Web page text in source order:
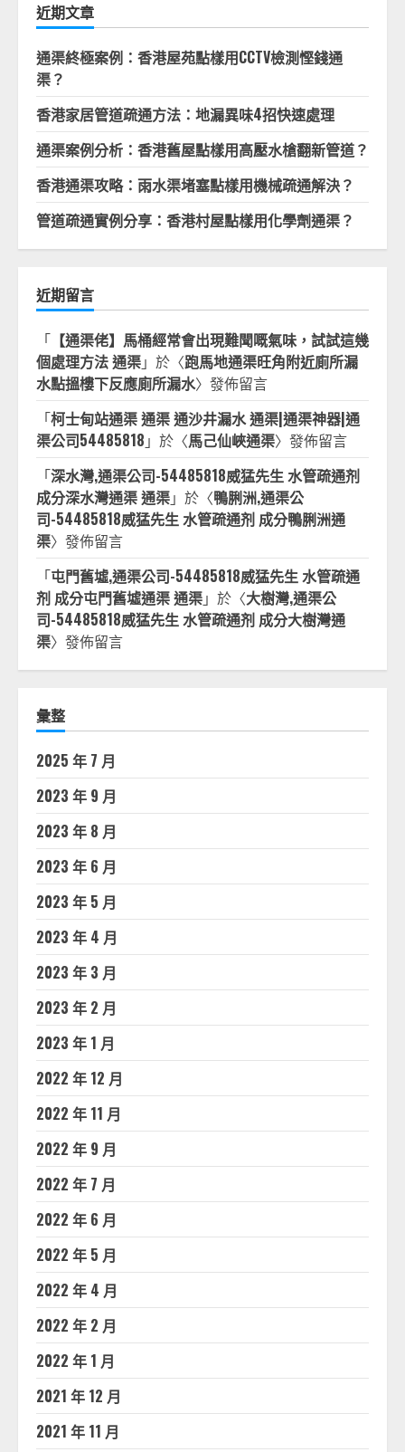
字:
近期文章
通渠終極案例：香港屋苑點樣用CCTV檢測慳錢通
渠？
香港家居管道疏通方法：地漏異味4招快速處理
通渠案例分析：香港舊屋點樣用高壓水槍翻新管道？
香港通渠攻略：雨水渠堵塞點樣用機械疏通解決？
管道疏通實例分享：香港村屋點樣用化學劑通渠？
近期留言
「 【通渠佬】馬桶經常會出現難聞嘅氣味，試試這幾
個處理方法 通渠」於〈跑馬地通渠旺角附近廁所漏
水點搵樓下反應廁所漏水〉發佈留言
「柯士甸站通渠 通渠 通沙井漏水 通渠|通渠神器|通
渠公司54485818 」於〈馬己仙峽通渠〉發佈留言
「深水灣,通渠公司-54485818威猛先生 水管疏通剂
成分深水灣通渠 通渠」於〈鴨脷洲,通渠公
司-54485818威猛先生 水管疏通剂 成分鴨脷洲通
渠〉發佈留言
「屯門舊墟,通渠公司-54485818威猛先生 水管疏通
剂 成分屯門舊墟通渠 通渠」於〈大樹灣,通渠公
司-54485818威猛先生 水管疏通剂 成分大樹灣通
渠〉發佈留言
彙整
2025 年 7 月
2023 年 9 月
2023 年 8 月
2023 年 6 月
2023 年 5 月
2023 年 4 月
2023 年 3 月
2023 年 2 月
2023 年 1 月
2022 年 12 月
2022 年 11 月
2022 年 9 月
2022 年 7 月
2022 年 6 月
2022 年 5 月
2022 年 4 月
2022 年 2 月
2022 年 1 月
2021 年 12 月
2021 年 11 月